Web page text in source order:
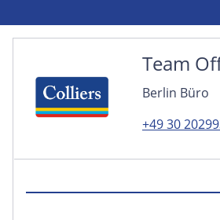
Team
Berlin Büro
+49 30